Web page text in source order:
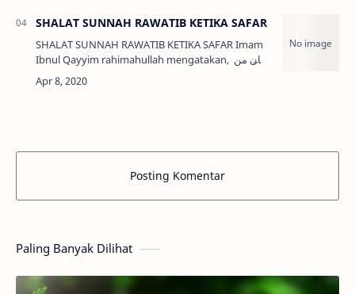
SHALAT SUNNAH RAWATIB KETIKA SAFAR
SHALAT SUNNAH RAWATIB KETIKA SAFAR Imam
Ibnul Qayyim rahimahullah mengatakan, وكان من
هديه في سفره الاقتصار على الفرض ولم يحفظ عنه أنه
Posting Komentar
Paling Banyak Dilihat